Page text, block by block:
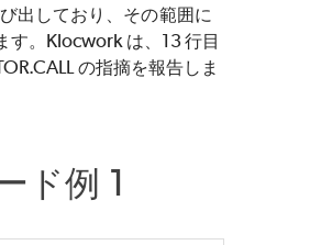
出しており、その範囲に
す。Klocwork は、13 行目
の指摘を報告しま
ド例 1